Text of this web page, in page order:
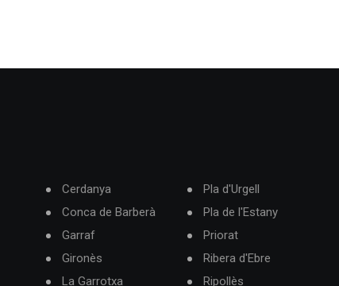
Cerdanya
Conca de Barberà
Garraf
Gironès
La Garrotxa
Pla d'Urgell
Pla de l'Estany
Priorat
Ribera d'Ebre
Ripollès